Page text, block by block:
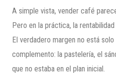
A simple vista, vender café
Pero en la práctica, la
El verdadero margen no está
complemento: la pastelería, el
que no estaba en el plan inicial.